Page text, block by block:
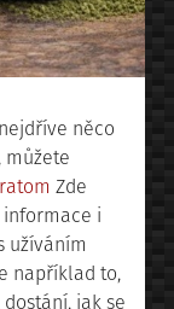
něco
můžete
Zde
informace i
užíváním
například to,
jak se